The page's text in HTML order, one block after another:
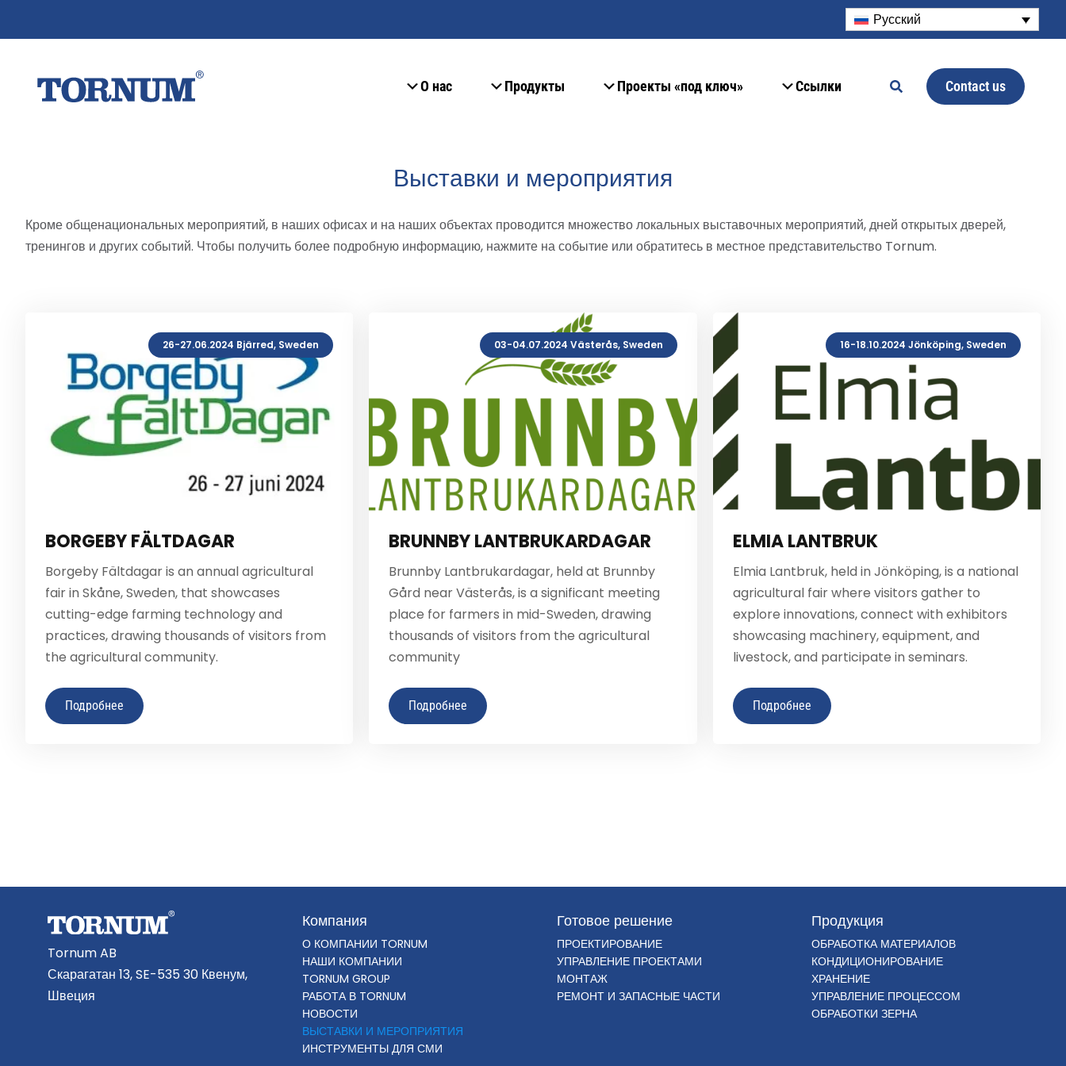
Русский
О нас Продукты Проекты «под ключ» Ссылки Contact us
Выставки и мероприятия
Кроме общенациональных мероприятий, в наших офисах и на наших объектах проводится множество локальных выставочных мероприятий, дней открытых дверей,
тренингов и других событий. Чтобы получить более подробную информацию, нажмите на событие или обратитесь в местное представительство Tornum.
26-27.06.2024 Bjärred, Sweden
BORGEBY FÄLTDAGAR
Borgeby Fältdagar is an annual agricultural
fair in Skåne, Sweden, that showcases
cutting-edge farming technology and
practices, drawing thousands of visitors from
the agricultural community.
Подробнее
03-04.07.2024 Västerås, Sweden
BRUNNBY LANTBRUKARDAGAR
Brunnby Lantbrukardagar, held at Brunnby
Gård near Västerås, is a significant meeting
place for farmers in mid-Sweden, drawing
thousands of visitors from the agricultural
community
Подробнее
16-18.10.2024 Jönköping, Sweden
ELMIA LANTBRUK
Elmia Lantbruk, held in Jönköping, is a national
agricultural fair where visitors gather to
explore innovations, connect with exhibitors
showcasing machinery, equipment, and
livestock, and participate in seminars.
Подробнее
Tornum AB
Скарагатан 13, SE-535 30 Квенум,
Швеция
Компания
О КОМПАНИИ TORNUM
НАШИ КОМПАНИИ
TORNUM GROUP
РАБОТА В TORNUM
НОВОСТИ
ВЫСТАВКИ И МЕРОПРИЯТИЯ
ИНСТРУМЕНТЫ ДЛЯ СМИ
Готовое решение
ПРОЕКТИРОВАНИЕ
УПРАВЛЕНИЕ ПРОЕКТАМИ
МОНТАЖ
РЕМОНТ И ЗАПАСНЫЕ ЧАСТИ
Продукция
ОБРАБОТКА МАТЕРИАЛОВ
КОНДИЦИОНИРОВАНИЕ
ХРАНЕНИЕ
УПРАВЛЕНИЕ ПРОЦЕССОМ
ОБРАБОТКИ ЗЕРНА